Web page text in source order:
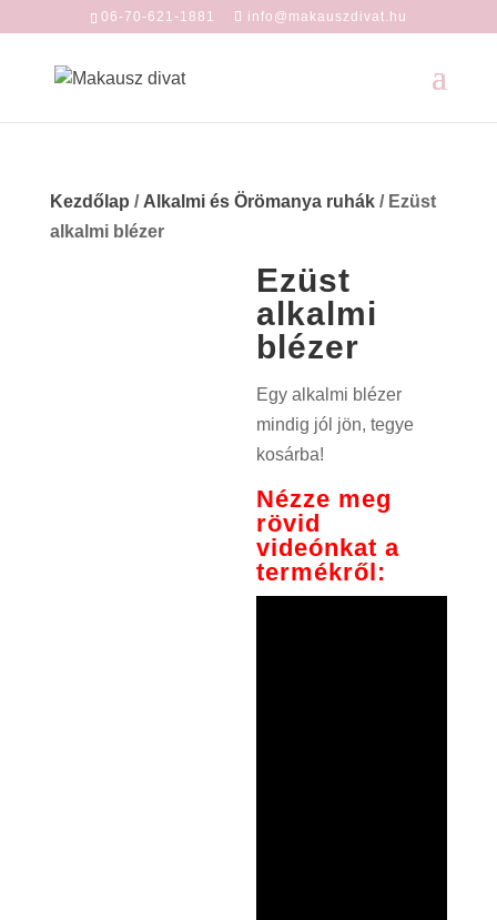
06-70-621-1881 info@makauszdivat.hu
Kezdőlap / Alkalmi és Örömanya ruhák/ Ezüst
alkalmi blézer
Ezüst
alkalmi
blézer
Egy alkalmi blézer
mindig jól jön, tegye
kosárba!
Nézze meg
rövid
videónkat a
termékről: